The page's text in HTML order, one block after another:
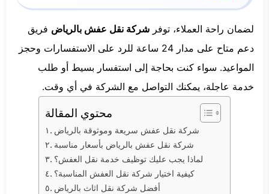
لضمان راحة العملاء، توفر شركة نقل عفش بالرياض فريق
دعم متاح على مدار 24 ساعة للرد على الاستفسارات وحجز
المواعيد. سواء كنت بحاجة إلى استفسار بسيط أو طلب
خدمة عاجلة، يمكنك التواصل مع الشركة في أي وقت.
محتوي المقالة
شركة نقل عفش سريعة وموثوقة بالرياض
شركة نقل عفش بالرياض بأسعار مناسبة
لماذا يجب عليك توظيف خدمة نقل العفش؟
كيفية اختيار شركة نقل العفش المناسبة؟
أفضل شركة نقل اثاث بالرياض